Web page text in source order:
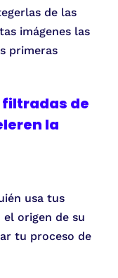
de las
imágenes las
primeras
filtradas de
la
usa tus
el origen de su
tu proceso de